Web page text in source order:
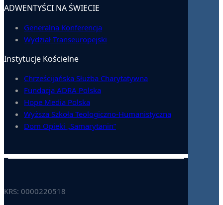
ADWENTYŚCI NA ŚWIECIE
Generalna Konferencja
Wydział Transeuropejski
Instytucje Kościelne
Chrześcijańska Służba Charytatywna
Fundacja ADRA Polska
Hope Media Polska
Wyższa Szkoła Teologiczno-Humanistyczna
Dom Opieki „Samarytanin”
KRS: 0000220518